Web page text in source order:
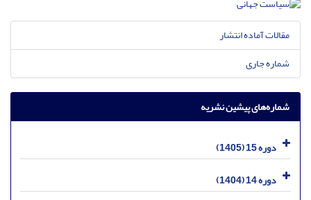
مقالات آماده انتشار
شماره جاری
شماره‌های پیشین نشریه
دوره 15 (1405)
دوره 14 (1404)